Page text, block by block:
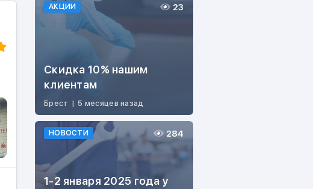
АКЦИИ
Скидка 10% нашим
клиентам
Брест | 5 месяцев назад
23
НОВОСТИ
1-2 января 2025 года у
284